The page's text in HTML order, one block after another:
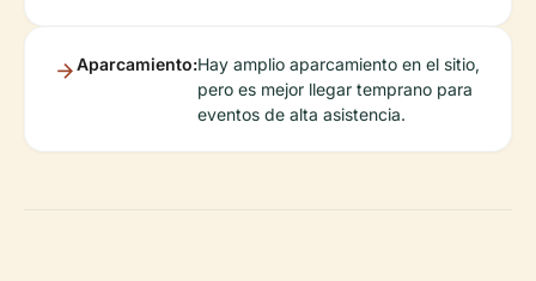
Aparcamiento:Hay amplio aparcamiento en el sitio,
pero es mejor llegar temprano para
eventos de alta asistencia.